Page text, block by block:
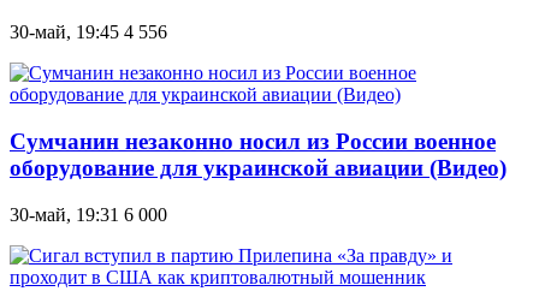
30-май, 19:45 4 556
Сумчанин незаконно носил из России военное
оборудование для украинской авиации (Видео)
30-май, 19:31 6 000